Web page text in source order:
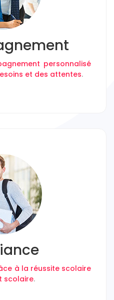
personnalisé
et des attentes.
à la réussite scolaire
scolaire.